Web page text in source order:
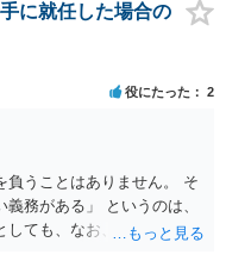
に就任した場合の
役にたった 2
負うことはありません。 そ
務がある」 というのは、
しても、なお、母は有限会